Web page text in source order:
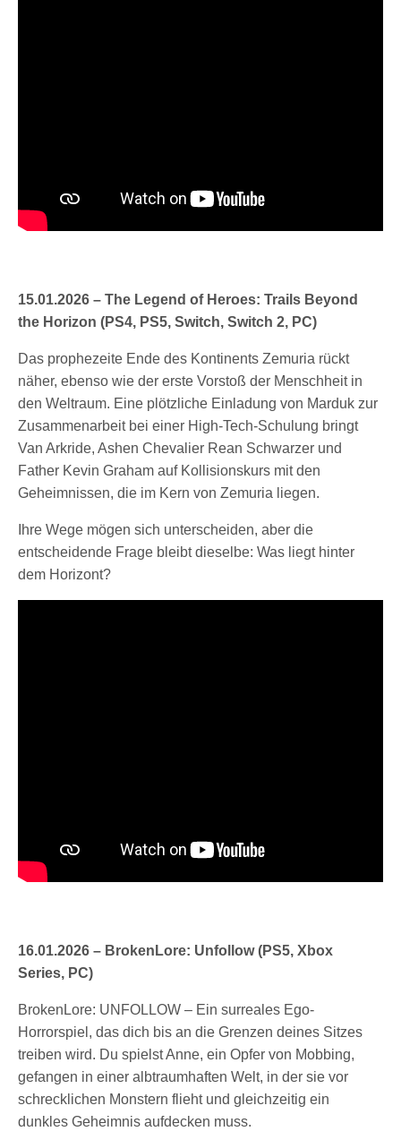
15.01.2026 – The Legend of Heroes: Trails Beyond
the Horizon (PS4, PS5, Switch, Switch 2, PC)
Das prophezeite Ende des Kontinents Zemuria rückt
näher, ebenso wie der erste Vorstoß der Menschheit in
den Weltraum. Eine plötzliche Einladung von Marduk zur
Zusammenarbeit bei einer High-Tech-Schulung bringt
Van Arkride, Ashen Chevalier Rean Schwarzer und
Father Kevin Graham auf Kollisionskurs mit den
Geheimnissen, die im Kern von Zemuria liegen.
Ihre Wege mögen sich unterscheiden, aber die
entscheidende Frage bleibt dieselbe: Was liegt hinter
dem Horizont?
16.01.2026 – BrokenLore: Unfollow (PS5, Xbox
Series, PC)
BrokenLore: UNFOLLOW – Ein surreales Ego-
Horrorspiel, das dich bis an die Grenzen deines Sitzes
treiben wird. Du spielst Anne, ein Opfer von Mobbing,
gefangen in einer albtraumhaften Welt, in der sie vor
schrecklichen Monstern flieht und gleichzeitig ein
dunkles Geheimnis aufdecken muss.